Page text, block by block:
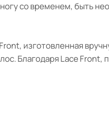
со временем, быть
изготовленная
Благодаря Lace